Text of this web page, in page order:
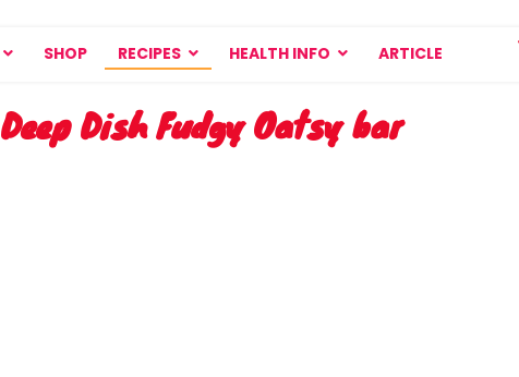
SHOP RECIPES HEALTH INFO ARTICLE
Deep Dish Fudgy Oatsy bar